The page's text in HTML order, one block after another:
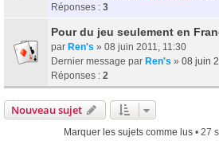
Réponses : 3
Pour du jeu seulement en
par Ren's » 08 juin 2011, 11:30
Dernier message par Ren's » 08 juin
Réponses : 2
Nouveau sujet
Marquer les sujets comme lus • 27